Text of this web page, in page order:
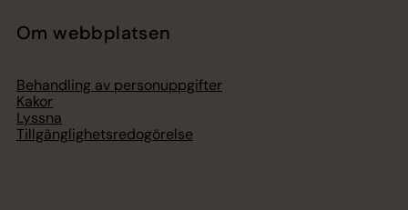
Om webbplatsen
Behandling av personuppgifter
Kakor
Lyssna
Tillgänglighetsredogörelse